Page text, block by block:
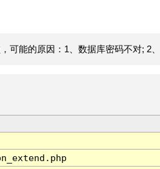
可能的原因：1、数据库密码不对; 2、